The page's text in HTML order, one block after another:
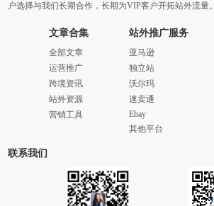
户选择与我们长期合作，长期为VIP客户开拓站外流量。
文章合集
全部文章
运营推广
跨境资讯
站外资源
营销工具
站外推广服务
亚马逊
独立站
沃尔玛
速卖通
Ebay
其他平台
联系我们